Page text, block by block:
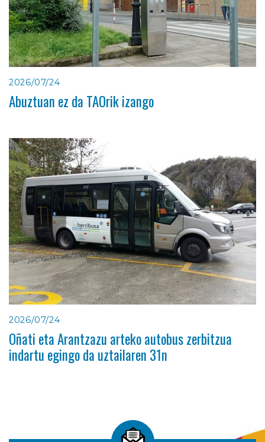
2026/07/24
Abuztuan ez da TAOrik izango
2026/07/24
Oñati eta Arantzazu arteko autobus zerbitzua
indartu egingo da uztailaren 31n